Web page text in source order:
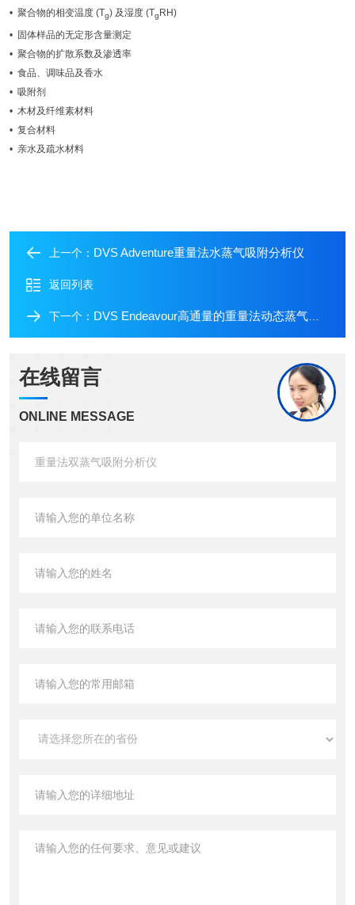
• 聚合物的相变温度 (Tg) 及湿度 (Tg RH)
• 固体样品的无定形含量测定
• 聚合物的扩散系数及渗透率
• 食品、调味品及香水
• 吸附剂
• 木材及纤维素材料
• 复合材料
• 亲水及疏水材料
上一个： DVS Adventure重量法水蒸气吸附分析仪
返回列表
下一个： DVS Endeavour高通量的重量法动态蒸气吸附分析仪
在线留言
ONLINE MESSAGE